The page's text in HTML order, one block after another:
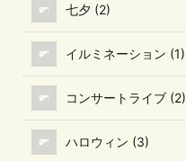
七夕 (2)
イルミネーション (1)
コンサートライブ (2)
ハロウィン (3)